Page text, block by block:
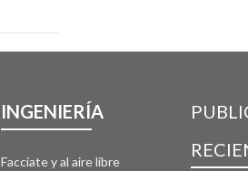
INGENIERÍA
Facciate y al aire libre